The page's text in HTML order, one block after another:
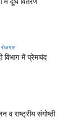
विभाग में प्रेमचंद
व राष्ट्रीय संगोष्ठी